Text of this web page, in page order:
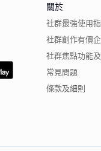
關於
社群最強使用
社群創作有價
社群焦點功能
常見問題
條款及細則